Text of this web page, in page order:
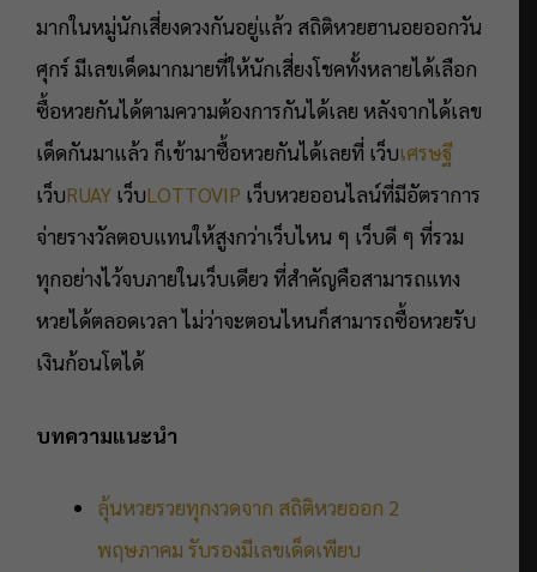
มากในหมู่นักเสี่ยงดวงกันอยู่แล้ว สถิติหวยฮานอยออกวัน
ศุกร์ มีเลขเด็ดมากมายที่ให้นักเสี่ยงโชคทั้งหลายได้เลือก
ซื้อหวยกันได้ตามความต้องการกันได้เลย หลังจากได้เลข
เด็ดกันมาแล้ว ก็เข้ามาซื้อหวยกันได้เลยที่ เว็บเศรษฐี
เว็บRUAY เว็บLOTTOVIP เว็บหวยออนไลน์ที่มีอัตราการ
จ่ายรางวัลตอบแทนให้สูงกว่าเว็บไหน ๆ เว็บดี ๆ ที่รวม
ทุกอย่างไว้จบภายในเว็บเดียว ที่สำคัญคือสามารถแทง
หวยได้ตลอดเวลา ไม่ว่าจะตอนไหนก็สามารถซื้อหวยรับ
เงินก้อนโตได้
บทความแนะนำ
ลุ้นหวยรวยทุกงวดจาก สถิติหวยออก 2
พฤษภาคม รับรองมีเลขเด็ดเพียบ